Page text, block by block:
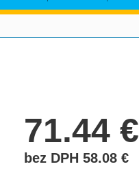
71.44€
bez DPH 58.08€